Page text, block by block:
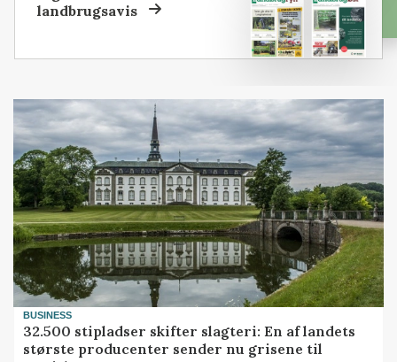
landbrugsavis
BUSINESS
32.500 stipladser skifter slagteri: En af landets
største producenter sender nu grisene til